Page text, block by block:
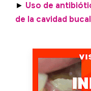
► Uso de
de la cavidad bucal